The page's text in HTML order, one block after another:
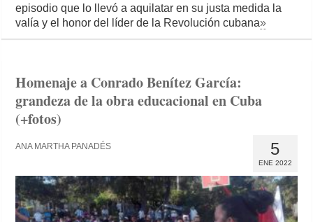
episodio que lo llevó a aquilatar en su justa medida la
valía y el honor del líder de la Revolución cubana»
Homenaje a Conrado Benítez García:
grandeza de la obra educacional en Cuba
(+fotos)
5
ENE 2022
ANA MARTHA PANADÉS